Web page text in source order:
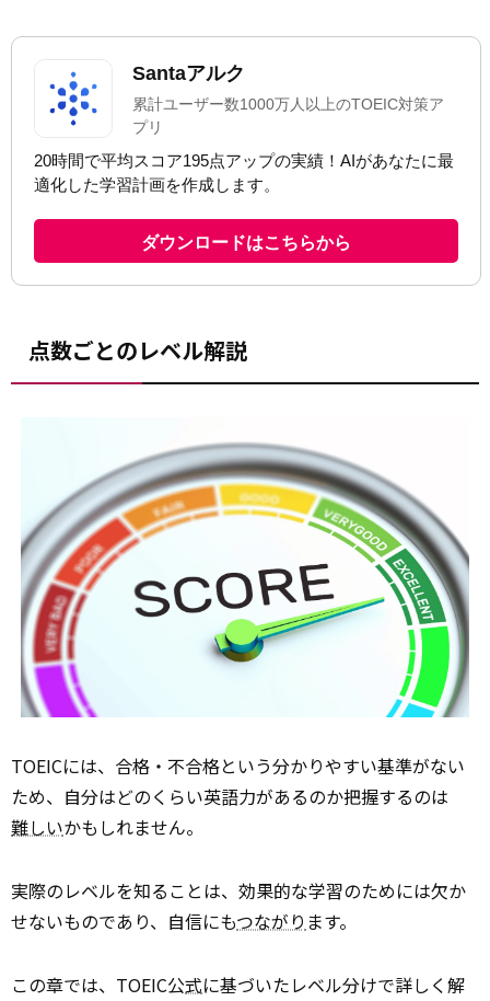
点数ごとのレベル解説
TOEICには、合格・不合格という分かりやすい基準がない
ため、自分はどのくらい英語力があるのか把握するのは
難しいかもしれません。
実際のレベルを知ることは、効果的な学習のためには欠か
せないものであり、自信にもつながり ます。
この章では、TOEIC公式に基づいたレベル分けで詳しく解